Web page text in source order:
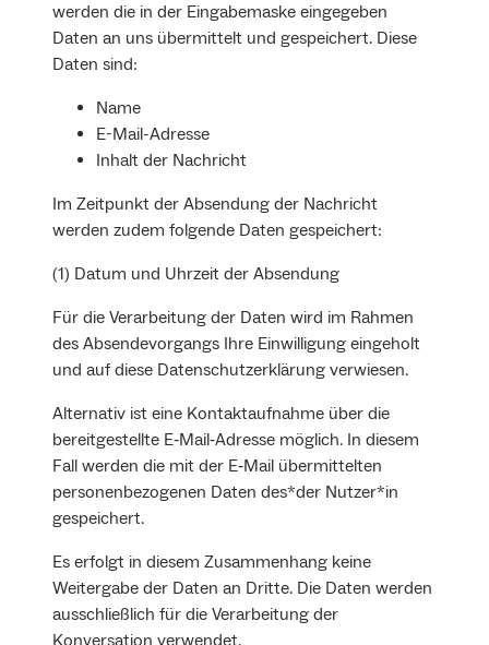
werden die in der Eingabemaske eingegeben
Daten an uns übermittelt und gespeichert. Diese
Daten sind:
Name
E-Mail-Adresse
Inhalt der Nachricht
Im Zeitpunkt der Absendung der Nachricht
werden zudem folgende Daten gespeichert:
(1) Datum und Uhrzeit der Absendung
Für die Verarbeitung der Daten wird im Rahmen
des Absendevorgangs Ihre Einwilligung eingeholt
und auf diese Datenschutzerklärung verwiesen.
Alternativ ist eine Kontaktaufnahme über die
bereitgestellte E‐Mail‐Adresse möglich. In diesem
Fall werden die mit der E‐Mail übermittelten
personenbezogenen Daten des*der Nutzer*in
gespeichert.
Es erfolgt in diesem Zusammenhang keine
Weitergabe der Daten an Dritte. Die Daten werden
ausschließlich für die Verarbeitung der